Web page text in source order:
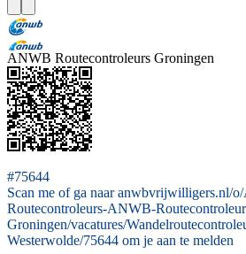
ANWB Routecontroleurs Groningen
#75644
Scan me of ga naar anwbvrijwilligers.nl/
Routecontroleurs-ANWB-
Groningen/vacatures/
Westerwolde/75644 om je aan te melden